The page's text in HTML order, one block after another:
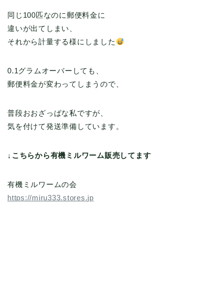
同じ100匹なのに郵便料金に
違いが出てしまい、
それから計量する様にしました
0.1グラムオーバーしても、
郵便料金が変わってしまうので、
普段おおざっぱな私ですが、
気を付けて発送準備しています。
↓こちらから有機ミルワーム販売してます
有機ミルワームの会
https://miru333.stores.jp